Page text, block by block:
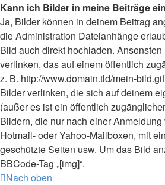
Kann ich Bilder in meine Beiträge
Ja, Bilder können in deinem Beitrag
die Administration Dateianhänge
Bild auch direkt hochladen.
verlinken, das auf einem öffentlich
z. B. http://www.domain.tld/mein-
Bilder verlinken, die sich auf deinem
(außer es ist ein öffentlich
Bildern, die nur nach einer Anmeldung
Hotmail- oder Yahoo-Mailboxen, mit
geschützte Seiten usw. Um das Bild
BBCode-Tag „[img]“.
Nach oben